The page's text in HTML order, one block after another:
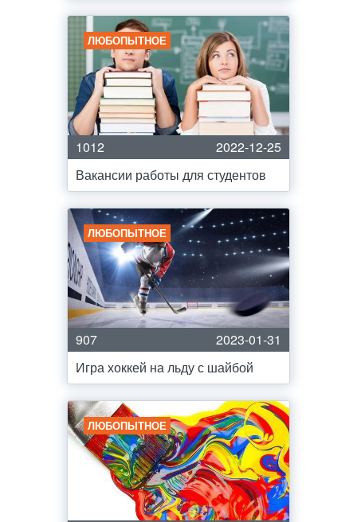
ЛЮБОПЫТНОЕ
1012
2022-12-25
Вакансии работы для студентов
ЛЮБОПЫТНОЕ
907
2023-01-31
Игра хоккей на льду с шайбой
ЛЮБОПЫТНОЕ